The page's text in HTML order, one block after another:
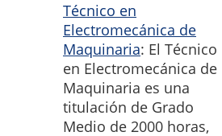
Técnico en
Electromecánica de
Maquinaria: El Técnico
en Electromecánica de
Maquinaria es una
titulación de Grado
Medio de 2000 horas,